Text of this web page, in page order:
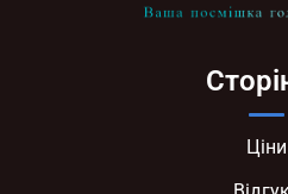
Ціни